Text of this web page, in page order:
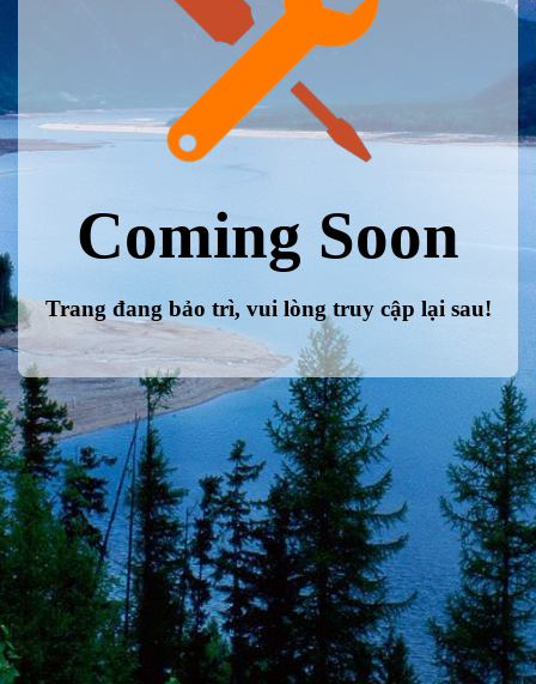
Coming Soon
Trang đang bảo trì, vui lòng truy cập lại sau!